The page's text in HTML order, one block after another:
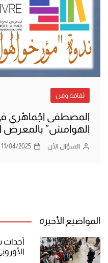
ثقافة وفن
المصطفى اجْماهْري
الهوامش” بالمعرض
السؤال الآن 11/04/2025
المواضيع الأخيرة
أحداث